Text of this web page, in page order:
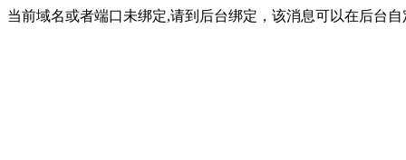
当前域名或者端口未绑定,请到后台绑定，该消息可以在后台自